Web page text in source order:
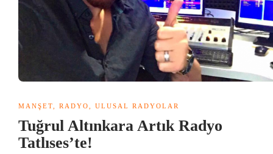
MANŞET RADYO ULUSAL RADYOLAR
Tuğrul Altınkara Artık Radyo
Tatlıses’te!